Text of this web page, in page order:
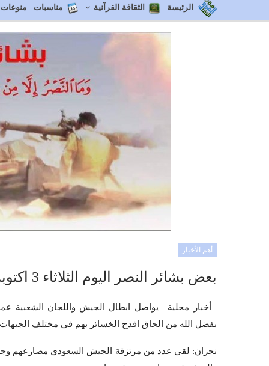
الرئيسة الثقافة القرآنية مناسبات منوعات
أهم الأخبار
بعض بشائر النصر اليوم الثلاثاء 3 اكتوبر في مختلف الجبهات
| أخبار محلية | يواصل ابطال الجيش واللجان الشعبية
بفضل الله من الحاق افدح الخسائر بهم في مختلف الجبهات
نجران: لقي عدد من مرتزقة الجيش السعودي مصارعهم وجرح